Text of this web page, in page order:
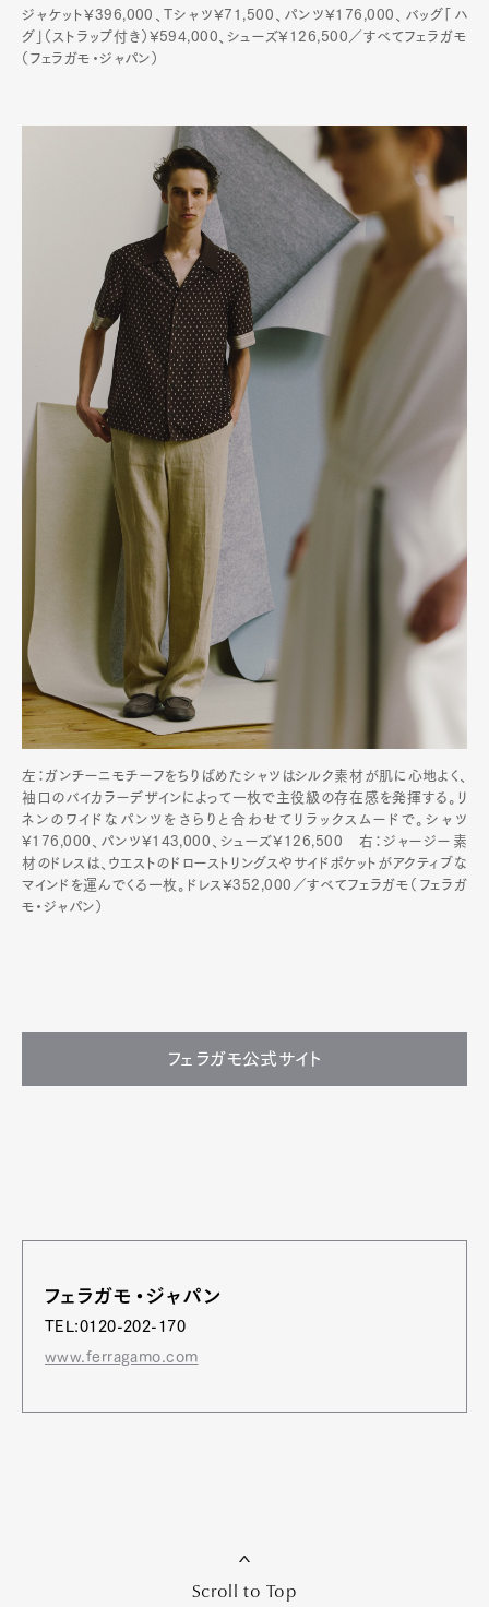
ジャケット¥396,000、Tシャツ¥71,500、パンツ¥176,000、バッグ「ハ
グ」（ストラップ付き）¥594,000、シューズ¥126,500／すべてフェラガモ
（フェラガモ・ジャパン）
左：ガンチーニモチーフをちりばめたシャツはシルク素材が肌に心地よく、
袖口のバイカラーデザインによって一枚で主役級の存在感を発揮する。リ
ネンのワイドなパンツをさらりと合わせてリラックスムードで。シャツ
¥176,000、パンツ¥143,000、シューズ¥126,500 右：ジャージー素
材のドレスは、ウエストのドローストリングスやサイドポケットがアクティブな
マインドを運んでくる一枚。ドレス¥352,000／すべてフェラガモ（フェラガ
モ・ジャパン）
フェラガモ公式サイト
フェラガモ・ジャパン
TEL:0120-202-170
www.ferragamo.com
Scroll to Top